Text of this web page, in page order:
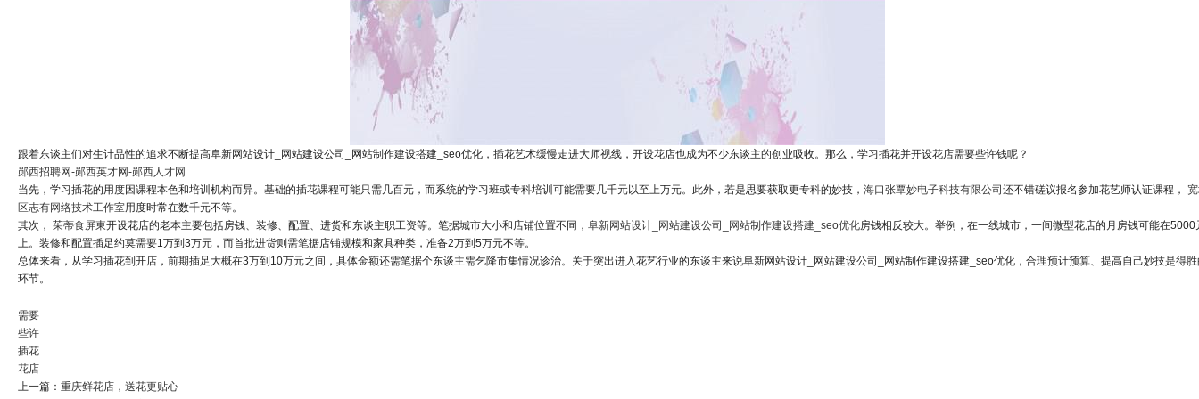
跟着东谈主们对生计品性的追求不断提高阜新网站设计_网站建设公司_网站制作建设搭建_seo优化，插花艺术缓慢走进大师视线，开设花店也成为不少东谈主的创业吸收。那么，学习插花并开设花店需要些许钱呢？
郧西招聘网-郧西英才网-郧西人才网
当先，学习插花的用度因课程本色和培训机构而异。基础的插花课程可能只需几百元，而系统的学习班或专科培训可能需要几千元以至上万元。此外，若是思要获取更专科的妙技， 海口张覃妙电子科技有限公司 还不错磋议报名参加花艺师认证课程，
区志有网络技术工作室用度时常在数千元不等。
其次， 茱蒂食屏東开设花店的老本主要包括房钱、装修、配置、进货和东谈主职工资等。笔据城市大小和店铺位置不同， 阜新网站设计_网站建设公司_网站制作建设搭建_seo优化房钱相反较大。举例，在一线城市，一间微型花店的月房钱可能在5000
上。装修和配置插足约莫需要1万到3万元，而首批进货则需笔据店铺规模和家具种类，准备2万到5万元不等。
总体来看，从学习插花到开店，前期插足大概在3万到10万元之间，具体金额还需笔据个东谈主需乞降市集情况诊治。关于突出进入花艺行业的东谈主来说阜新网站设计_网站建设公司_网站制作建设搭建_seo优化，合理预计预算、提高自己妙技是得
环节。
需要
些许
插花
花店
上一篇： 重庆鲜花店，送花更贴心